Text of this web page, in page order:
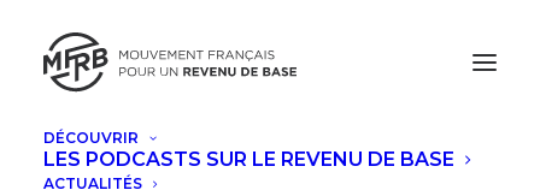
DÉCOUVRIR
LES PODCASTS SUR LE REVENU DE BASE
ACTUALITÉS